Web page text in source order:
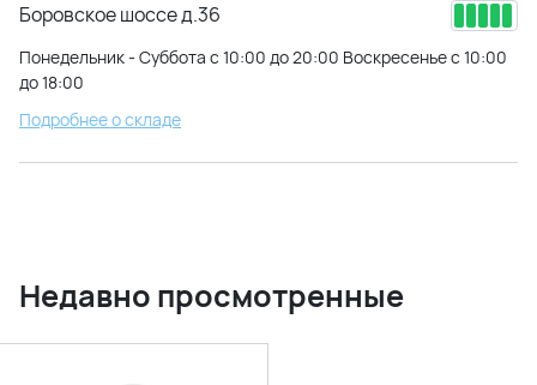
Боровское шоссе д.36
Понедельник - Суббота с 10:00 до 20:00 Воскресенье с 10:00
до 18:00
Подробнее о складе
Недавно просмотренные